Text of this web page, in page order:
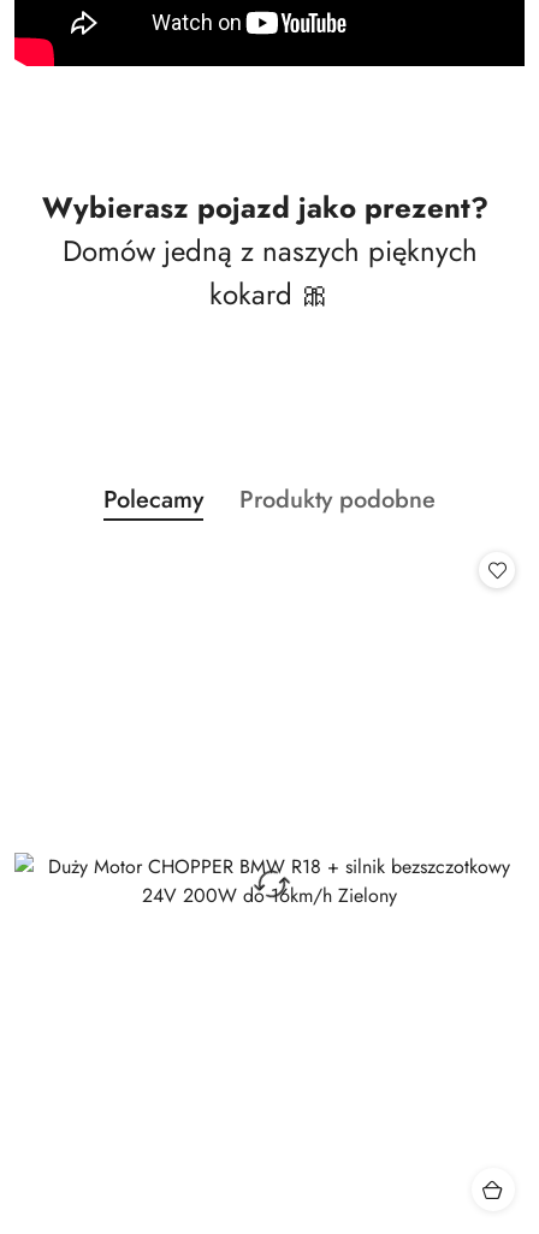
Wybierasz pojazd jako prezent?
Domów jedną z naszych pięknych
kokard 🎀
Pomiń karuzelę produktów
Produkty
o
Polecamy
Produkty
Produkty podobne